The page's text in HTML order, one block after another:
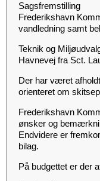
Sagsfremstilling
Frederikshavn
vandledning samt
Teknik og
Havnevej fra Sct.
Der har været
orienteret om
Frederikshavn
ønsker og
Endvidere er
bilag.
På budgettet er der